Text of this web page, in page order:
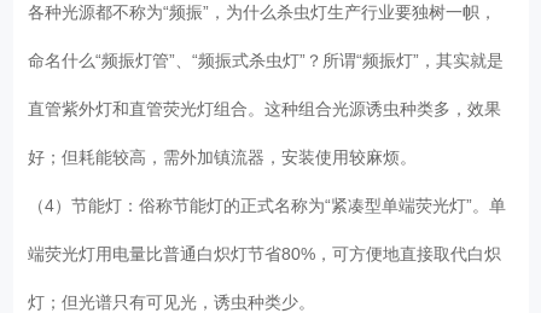
各种光源都不称为“频振”，为什么杀虫灯生产行业要独树一帜，
命名什么“频振灯管”、“频振式杀虫灯”？所谓“频振灯”，其实就是
直管紫外灯和直管荧光灯组合。这种组合光源诱虫种类多，效果
好；但耗能较高，需外加镇流器，安装使用较麻烦。
（4）节能灯：俗称节能灯的正式名称为“紧凑型单端荧光灯”。单
端荧光灯用电量比普通白炽灯节省80%，可方便地直接取代白炽
灯；但光谱只有可见光，诱虫种类少。